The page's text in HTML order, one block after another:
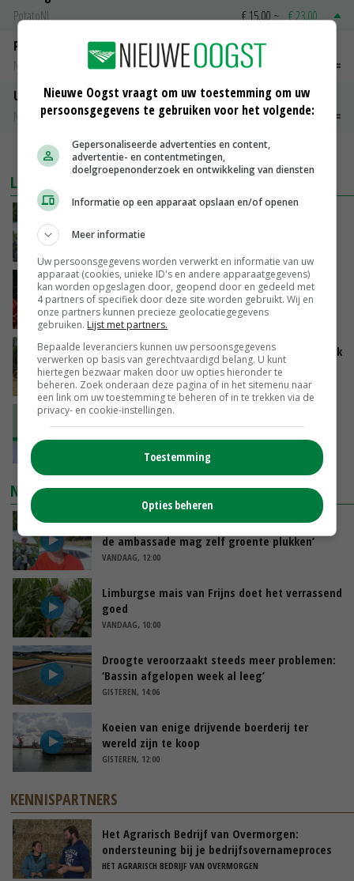
PotatoNL
€ 15,00~ € 23,00
Peen
Noteringen
€ 26,00
Uien Middenmeer Geel 30-60% grof
Noteringen
€ 0,00~ € 0,00
MEER MARKTPRIJZEN
LAATSTE NIEUWS
de ambassade mag zelf groente plukken’
Ministerie zoekt tweehonderd agrariërs die
mee willen denken
VANDAAG, 11:34
Droogte zet Britse melkveehouderij onder druk
VANDAAG, 11:04
‘Ga uit van eigen kracht en versterk elkaar’
NIEUWSTE VIDEO'S
Oekraïne-vlogger Kees Huizinga: ‘Bezoek van
de ambassade mag zelf groente plukken’
VANDAAG, 12:00
Limburgse mais van Frijns doet het verrassend
goed
VANDAAG, 10:00
Droogte veroorzaakt steeds meer problemen:
‘Bassin afgelopen week al leeg’
GISTEREN, 14:06
Koeien van enige drijvende boerderij ter
wereld zijn te koop
GISTEREN, 12:00
KENNISPARTNERS
Het Agrarisch Bedrijf van Overmorgen:
ondersteuning bij je bedrijfsovernameproces
HET AGRARISCH BEDRIJF VAN OVERMORGEN
Nieuwe Oogst vraagt om uw toestemming om uw
persoonsgegevens te gebruiken voor het volgende:
Gepersonaliseerde advertenties en content,
advertentie- en contentmetingen,
doelgroepenonderzoek en ontwikkeling van diensten
Informatie op een apparaat opslaan en/of openen
Meer informatie
Uw persoonsgegevens worden verwerkt en informatie van uw
apparaat (cookies, unieke ID's en andere apparaatgegevens)
kan worden opgeslagen door, geopend door en gedeeld met
4 partners of specifiek door deze site worden gebruikt. Wij en
onze partners kunnen precieze geolocatiegegevens
gebruiken. Lijst met partners.
Bepaalde leveranciers kunnen uw persoonsgegevens
verwerken op basis van gerechtvaardigd belang. U kunt
hiertegen bezwaar maken door uw opties hieronder te
beheren. Zoek onderaan deze pagina of in het sitemenu naar
een link om uw toestemming te beheren of in te trekken via de
privacy- en cookie-instellingen.
Toestemming
Opties beheren